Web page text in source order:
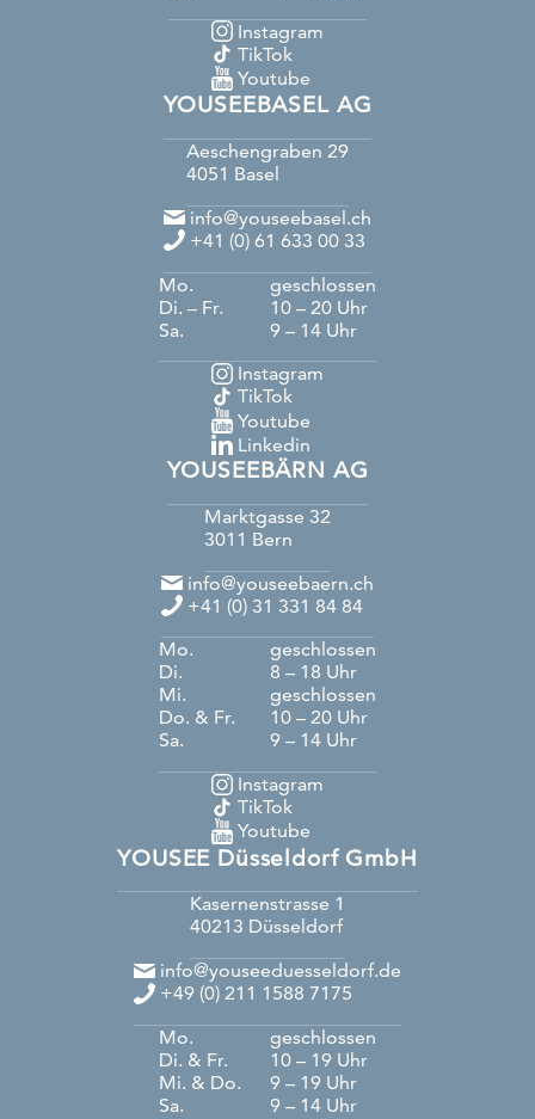
Instagram
TikTok
Youtube
YOUSEEBASEL AG
Aeschengraben 29
4051 Basel
info@youseebasel.ch
+41 (0) 61 633 00 33
Mo.
geschlossen
Di. – Fr.
10 – 20 Uhr
Sa.
9 – 14 Uhr
Instagram
TikTok
Youtube
Linkedin
YOUSEEBÄRN AG
Marktgasse 32
3011 Bern
info@youseebaern.ch
+41 (0) 31 331 84 84
Mo.
geschlossen
Di.
8 – 18 Uhr
Mi.
geschlossen
Do. & Fr.
10 – 20 Uhr
Sa.
9 – 14 Uhr
Instagram
TikTok
Youtube
YOUSEE Düsseldorf GmbH
Kasernenstrasse 1
40213 Düsseldorf
info@youseeduesseldorf.de
+49 (0) 211 1588 7175
Mo.
geschlossen
Di. & Fr.
10 – 19 Uhr
Mi. & Do.
9 – 19 Uhr
Sa.
9 – 14 Uhr